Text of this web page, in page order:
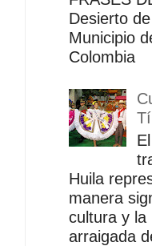
Desierto
Municipio
Colombia
Huila
manera
cultura y la
arraigada